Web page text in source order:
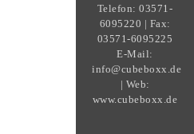
Telefon: 03571-
6095220 | Fax:
03571-6095225
E-Mail:
info@cubeboxx.de
| Web:
www.cubeboxx.de